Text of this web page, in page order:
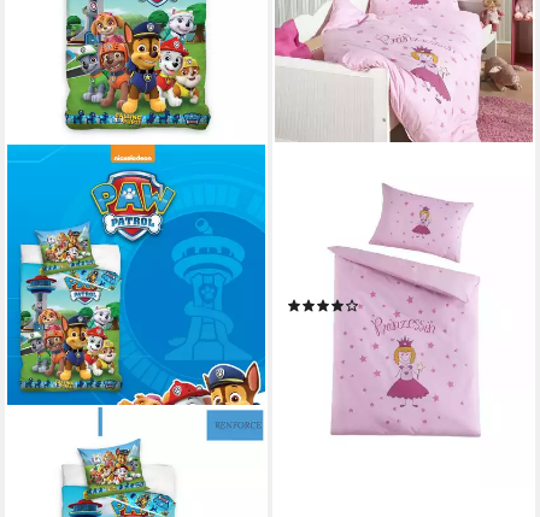
MTONLINEHANDEL
Kinderbettwäsche Paw Patrol
135x200 + 80x80 cm, 100 %
Babybettwäsche Bettwäsche
100 cm x 135 cm Prinzessin
Rosa, 2 teilig, baby
bettwäsche babybettwäsche
100x135 (14)
14,99 € UVP29,99 €
lieferbar - in 4-5 Werktagen bei dir